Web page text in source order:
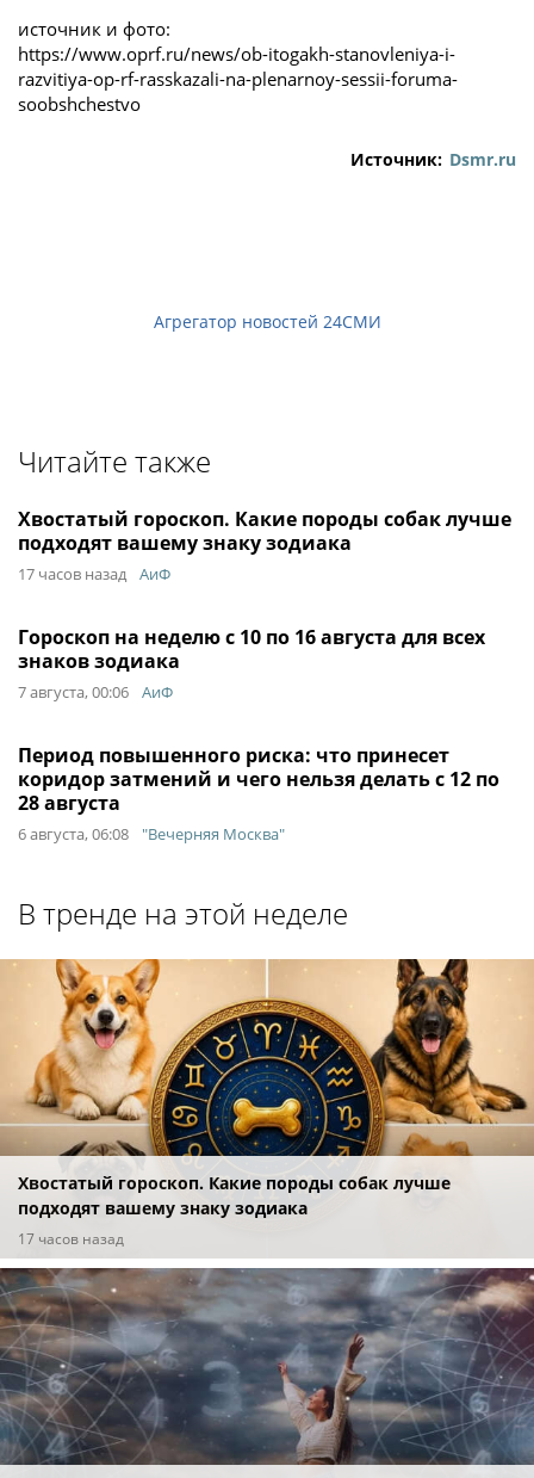
источник и фото:
https://www.oprf.ru/news/ob-itogakh-stanovleniya-i-
razvitiya-op-rf-rasskazali-na-plenarnoy-sessii-foruma-
soobshchestvo
Источник: Dsmr.ru
Агрегатор новостей 24СМИ
Читайте также
Хвостатый гороскоп. Какие породы собак лучше
подходят вашему знаку зодиака
17 часов назад АиФ
Гороскоп на неделю с 10 по 16 августа для всех
знаков зодиака
7 августа, 00:06 АиФ
Период повышенного риска: что принесет
коридор затмений и чего нельзя делать с 12 по
28 августа
6 августа, 06:08 "Вечерняя Москва"
В тренде на этой неделе
Хвостатый гороскоп. Какие породы собак лучше
подходят вашему знаку зодиака
17 часов назад